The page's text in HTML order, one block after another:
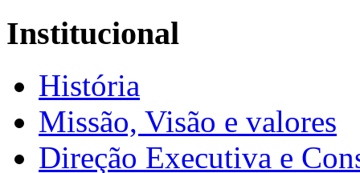
Institucional
História
Missão, Visão e valores
Direção Executiva e